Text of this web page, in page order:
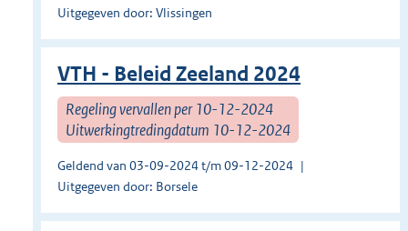
Uitgegeven door: Vlissingen
VTH - Beleid Zeeland 2024
Regeling vervallen per 10-12-2024
Uitwerkingtredingdatum 10-12-2024
Geldend van 03-09-2024 t/m 09-12-2024
Uitgegeven door: Borsele